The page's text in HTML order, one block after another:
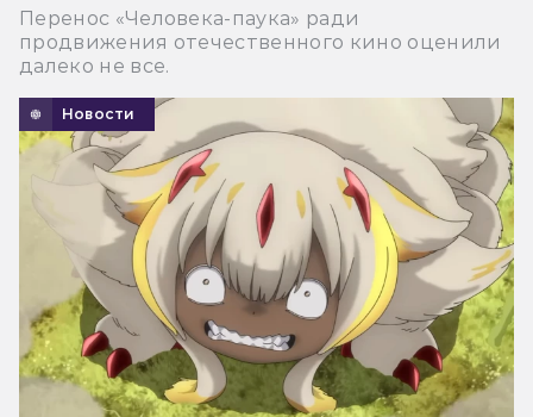
Перенос «Человека-паука» ради
продвижения отечественного кино оценили
далеко не все.
Новости